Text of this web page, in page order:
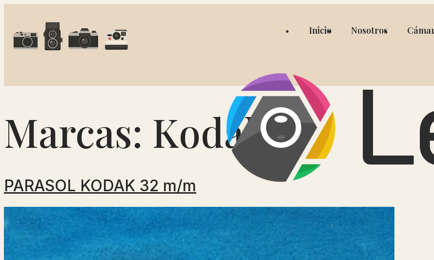
Inicio Nosotros
Marcas: Kodak
PARASOL KODAK 32 m/m